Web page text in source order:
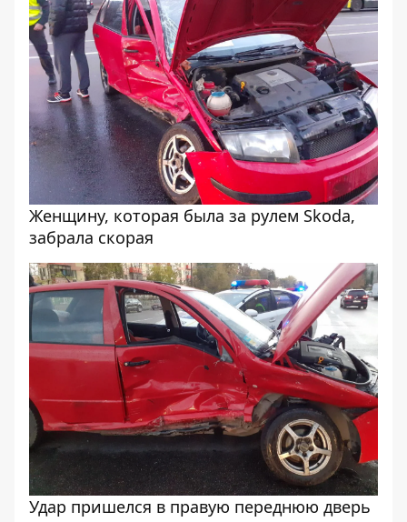
Женщину, которая была за рулем Skoda,
забрала скорая
Удар пришелся в правую переднюю дверь